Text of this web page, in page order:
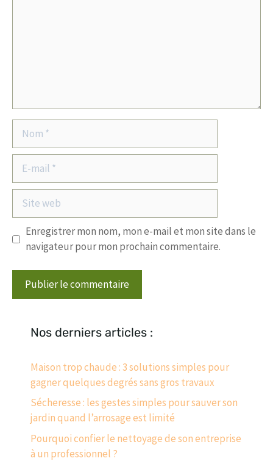
mail
Site
web
Enregistrer mon nom, mon e-mail et mon site dans le
navigateur pour mon prochain commentaire.
Nos derniers articles :
Maison trop chaude : 3 solutions simples pour
gagner quelques degrés sans gros travaux
Sécheresse : les gestes simples pour sauver son
jardin quand l’arrosage est limité
Pourquoi confier le nettoyage de son entreprise
à un professionnel ?